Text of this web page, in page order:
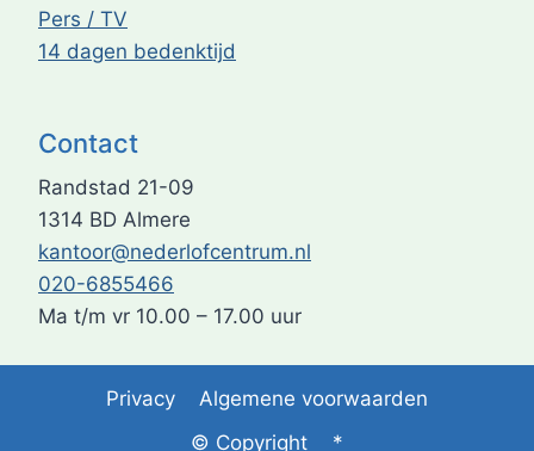
Contact
Randstad 21-09
1314 BD Almere
kantoor@nederlofcentrum.nl
020-6855466
Ma t/m vr 10.00 – 17.00 uur
Pers / TV
14 dagen bedenktijd
Privacy
Algemene voorwaarden
© Copyright
*